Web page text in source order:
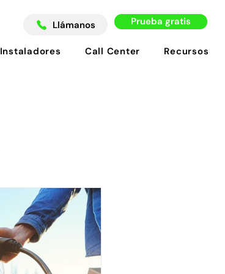
Llámanos Prueba gratis
Instaladores Call Center Recursos